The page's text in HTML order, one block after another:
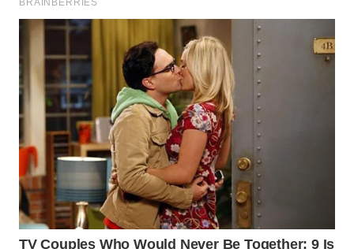
WAHANA
WAHANA
HEALTH
WAHANA
DESA
WISATA
LAPAK
WAHANA